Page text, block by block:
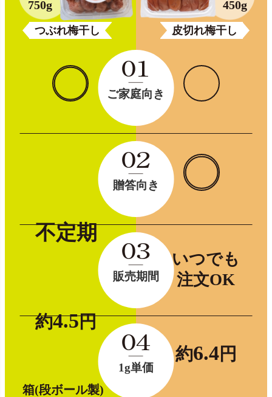
750g
つぶれ梅干し
不定期
約4.5円
箱(段ボール製)
01
ご家庭向き
02
贈答向き
03
販売期間
04
1g単価
450g
皮切れ梅干し
いつでも
注文OK
約6.4円